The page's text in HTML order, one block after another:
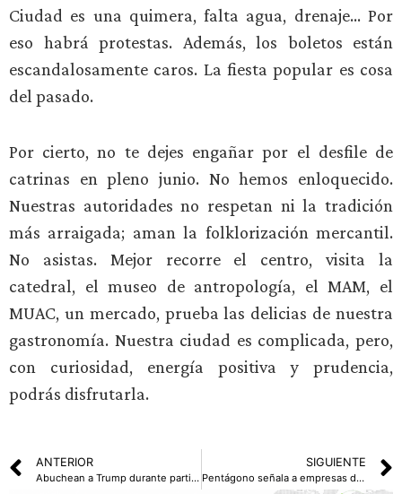
Ciudad es una quimera, falta agua, drenaje… Por
eso habrá protestas. Además, los boletos están
escandalosamente caros. La fiesta popular es cosa
del pasado.
Por cierto, no te dejes engañar por el desfile de
catrinas en pleno junio. No hemos enloquecido.
Nuestras autoridades no respetan ni la tradición
más arraigada; aman la folklorización mercantil.
No asistas. Mejor recorre el centro, visita la
catedral, el museo de antropología, el MAM, el
MUAC, un mercado, prueba las delicias de nuestra
gastronomía. Nuestra ciudad es complicada, pero,
con curiosidad, energía positiva y prudencia,
podrás disfrutarla.
ANTERIOR
Abuchean a Trump durante partido de la final de la NBA
SIGUIENTE
Pentágono señala a empresas de apoyar al ejército de China, endureciendo presión tecnológica